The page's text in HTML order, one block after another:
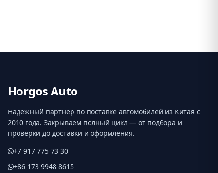
Horgos Auto
Надежный партнер по поставке автомобилей из Китая с
2010 года. Закрываем полный цикл — от подбора и
проверки до доставки и оформления.
+7 917 775 73 30
+86 173 9948 8615